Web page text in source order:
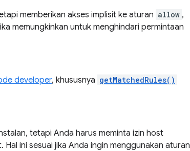
memberikan akses implisit ke aturan allow ,
memungkinkan untuk menghindari permintaan
developer, khususnya getMatchedRules()
tetapi Anda harus meminta izin host
ini sesuai jika Anda ingin menggunakan aturan